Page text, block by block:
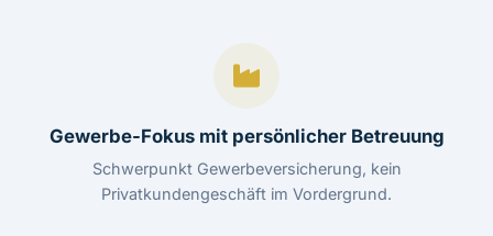
Gewerbe-Fokus mit persönlicher Betreuung
Schwerpunkt Gewerbeversicherung, kein
Privatkundengeschäft im Vordergrund.